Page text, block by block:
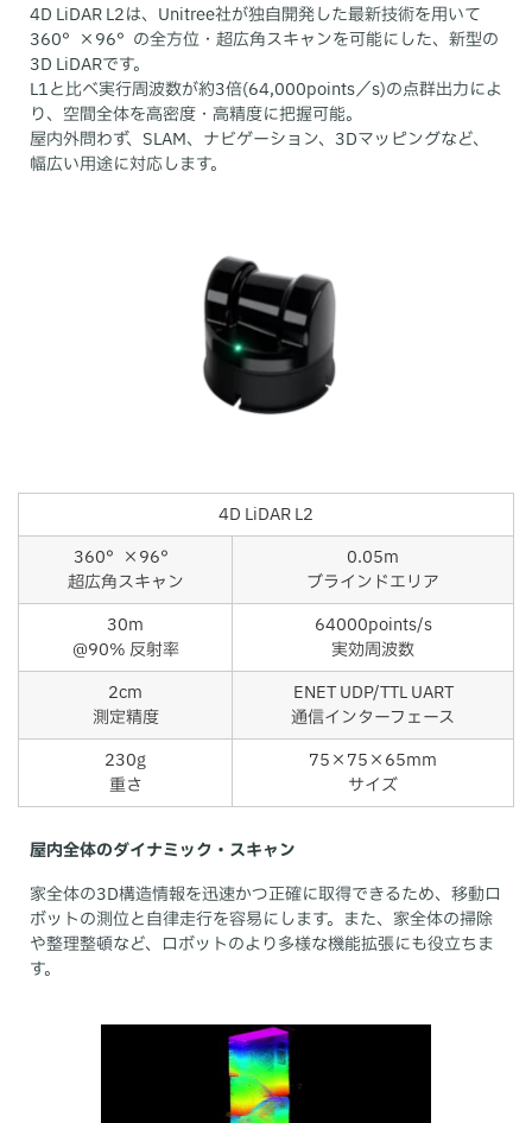
4D LiDAR L2は、Unitree社が独自開発した最新技術を用いて
360°×96°の全方位・超広角スキャンを可能にした、新型の
3D LiDARです。
L1と比べ実行周波数が約3倍(64,000points／s)の点群出力によ
り、空間全体を高密度・高精度に把握可能。
屋内外問わず、SLAM、ナビゲーション、3Dマッピングなど、
幅広い用途に対応します。
4D LiDAR L2
360°×96°
超広角スキャン
0.05m
ブラインドエリア
30m
@90% 反射率
64000points/s
実効周波数
2cm
測定精度
ENET UDP/TTL UART
通信インターフェース
230g
重さ
75×75×65mm
サイズ
屋内全体のダイナミック・スキャン
家全体の3D構造情報を迅速かつ正確に取得できるため、移動ロ
ボットの測位と自律走行を容易にします。また、家全体の掃除
や整理整頓など、ロボットのより多様な機能拡張にも役立ちま
す。